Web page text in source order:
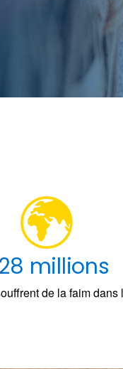
millions
de la faim dans